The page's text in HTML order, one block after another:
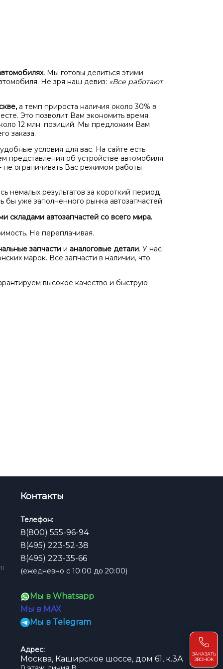
Мы готовы делиться этими
Не зря наш девиз: «Все работают
а темп прироста наличия около 30% в
Это позволит Вам экономить время.
12 млн. позиций. Мы предложим Вам
заказа.
условия для вас. На сайте есть
представления об устройстве автомобиля.
не ограничивать Вас режимом работы
результатов за короткий период
бы уже заполненного рынка автозапчастей.
автозапчастей со всего мира.
Не переплачивая.
запчасти и аналоговые детали. У нас
марок. Все запчасти в наличии, что
высокое качество и быструю
ЗАКАЗАТЬ
ЗВОНОК
Контакты
Телефон:
8(800) 555-96-94
8(495) 223-52-38
8(495) 223-35-66
(ежедневно с 10:00 до 20:00)
Мы в Whatsapp
Мы в MAX
Мы в Telegram
Адрес:
Москва, Каширское шоссе, дом 61, к.3А